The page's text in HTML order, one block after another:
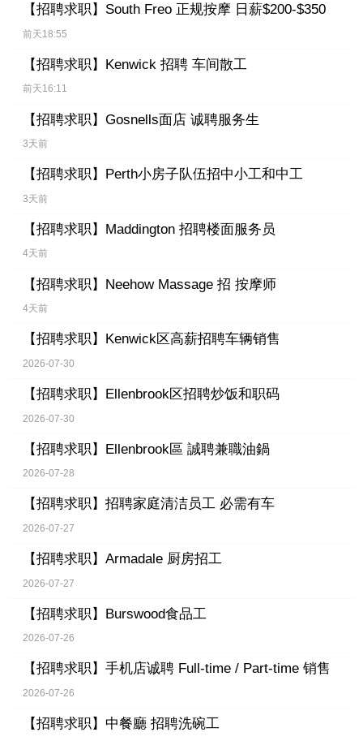
【招聘求职】 South Freo 正规按摩 日薪$200-$350
前天18:55
【招聘求职】 Kenwick 招聘 车间散工
前天16:11
【招聘求职】 Gosnells面店 诚聘服务生
3天前
【招聘求职】 Perth小房子队伍招中小工和中工
3天前
【招聘求职】 Maddington 招聘楼面服务员
4天前
【招聘求职】 Neehow Massage 招 按摩师
4天前
【招聘求职】 Kenwick区高薪招聘车辆销售
2026-07-30
【招聘求职】 Ellenbrook区招聘炒饭和职码
2026-07-30
【招聘求职】 Ellenbrook區 誠聘兼職油鍋
2026-07-28
【招聘求职】 招聘家庭清洁员工 必需有车
2026-07-27
【招聘求职】 Armadale 厨房招工
2026-07-27
【招聘求职】 Burswood食品工
2026-07-26
【招聘求职】 手机店诚聘 Full-time / Part-time 销售
2026-07-26
【招聘求职】 中餐廳 招聘洗碗工